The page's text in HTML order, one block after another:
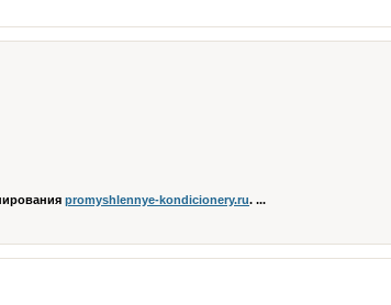
promyshlennye-kondicionery.ru. ...